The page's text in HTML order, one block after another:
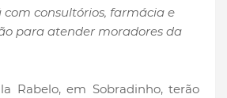
consultórios, farmácia e
para atender moradores da
Rabelo, em Sobradinho, terão